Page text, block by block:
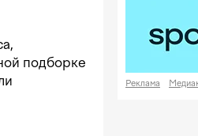
подборке
Реклама